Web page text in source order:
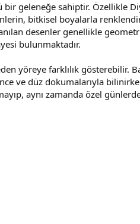
geleneğe sahiptir. Özellikle
bitkisel boyalarla
desenler genellikle
bulunmaktadır.
yöreye farklılık gösterebilir.
ve düz dokumalarıyla
aynı zamanda özel